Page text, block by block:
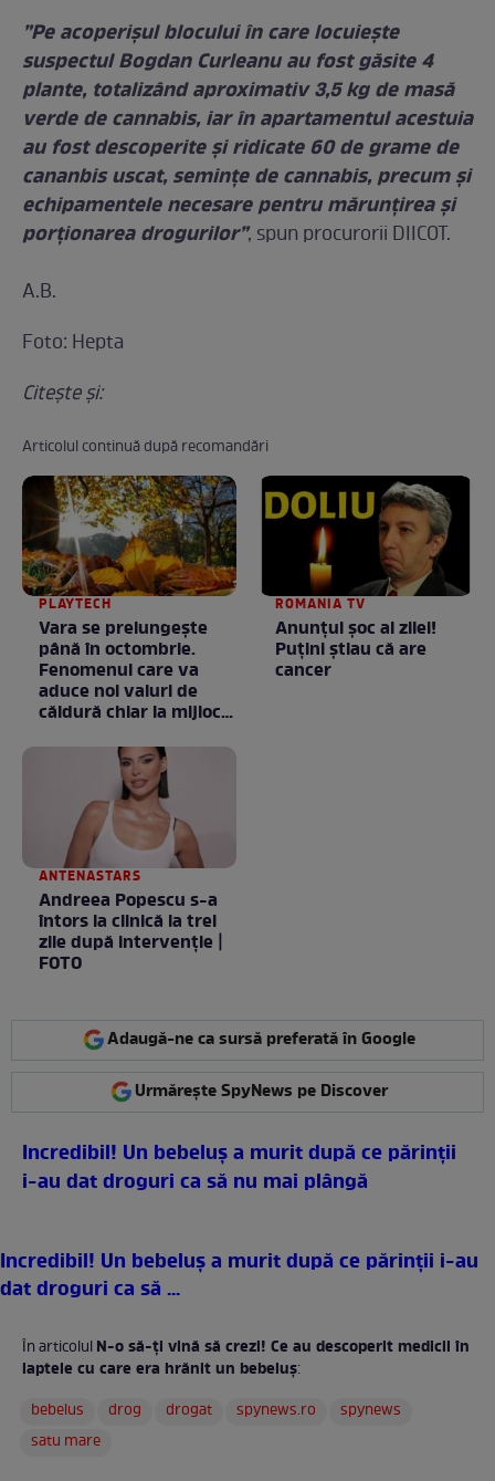
”Pe acoperișul blocului în care locuiește
suspectul Bogdan Curleanu au fost găsite 4
plante, totalizând aproximativ 3,5 kg de masă
verde de cannabis, iar în apartamentul acestuia
au fost descoperite și ridicate 60 de grame de
cananbis uscat, semințe de cannabis, precum și
echipamentele necesare pentru mărunțirea și
porționarea drogurilor”, spun procurorii DIICOT.
A.B.
Foto: Hepta
Citeşte şi:
Articolul continuă după recomandări
PLAYTECH
Vara se prelungeşte
până în octombrie.
Fenomenul care va
aduce noi valuri de
căldură chiar la mijlocul
ROMANIA TV
Anunţul şoc al zilei!
Puţini ştiau că are
cancer
ANTENASTARS
Andreea Popescu s-a
întors la clinică la trei
zile după intervenție |
FOTO
Adaugă-ne ca sursă preferată în Google
Urmărește SpyNews pe Discover
Incredibil! Un bebeluş a murit după ce părinţii
i-au dat droguri ca să nu mai plângă
Incredibil! Un bebeluş a murit după ce părinţii i-au
dat droguri ca să ...
În articolulN-o să-ţi vină să crezi! Ce au descoperit medicii în
laptele cu care era hrănit un bebeluş:
bebelus
drog drogat spynews.ro
spynews
satu mare